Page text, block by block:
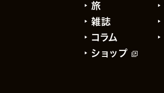
旅
雑誌
コラム
ショップ